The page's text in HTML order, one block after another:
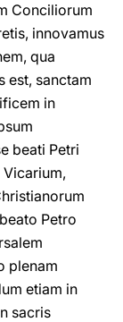
Conciliorum
innovamus
qua
est, sanctam
in
beati Petri
Petro
plenam
etiam in
sacris